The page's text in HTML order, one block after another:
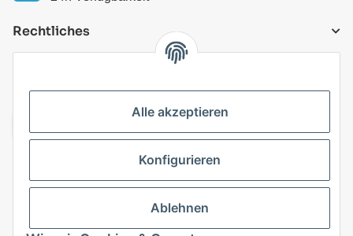
Rechtliches
Vertrag widerrufen
Alle akzeptieren
Konfigurieren
Ablehnen